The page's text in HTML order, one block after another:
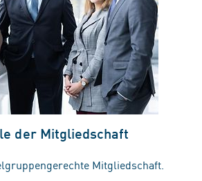
der Mitgliedschaft
Mitgliedschaft.